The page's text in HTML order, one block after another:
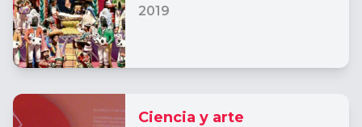
2019
Ciencia y arte